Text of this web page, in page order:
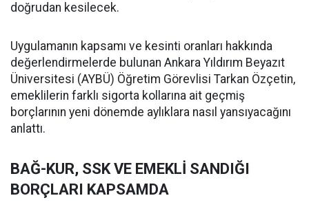
doğrudan kesilecek.
Uygulamanın kapsamı ve kesinti oranları hakkında
değerlendirmelerde bulunan Ankara Yıldırım Beyazıt
Üniversitesi (AYBÜ) Öğretim Görevlisi Tarkan Özçetin,
emeklilerin farklı sigorta kollarına ait geçmiş
borçlarının yeni dönemde aylıklara nasıl yansıyacağını
anlattı.
BAĞ-KUR, SSK VE EMEKLİ SANDIĞI
BORÇLARI KAPSAMDA